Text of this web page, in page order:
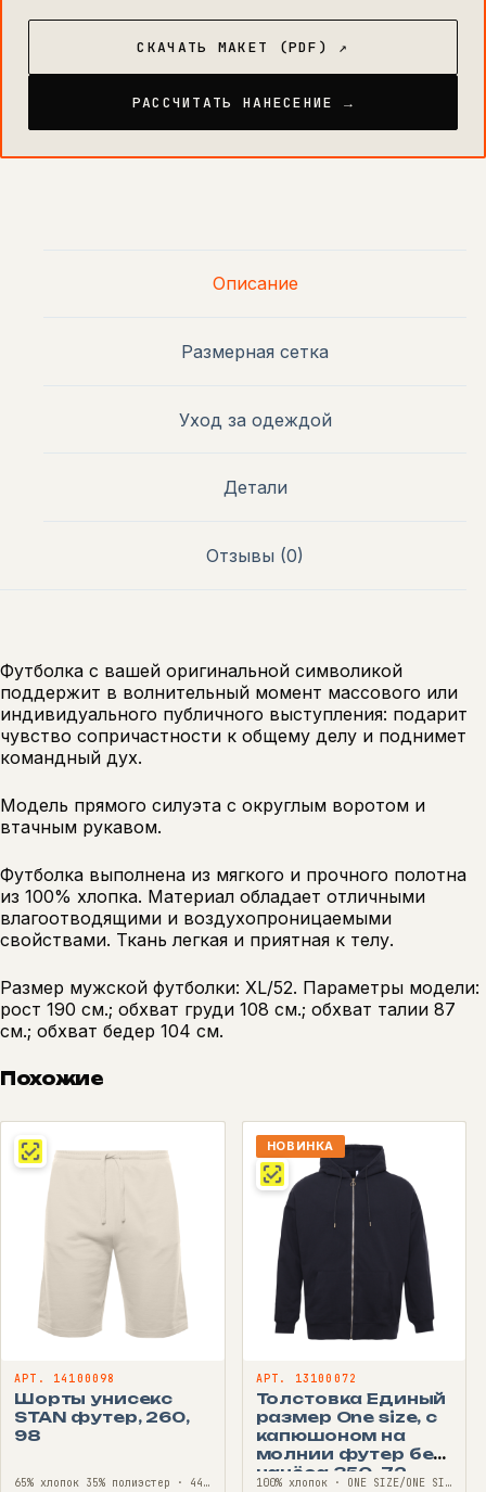
СКАЧАТЬ МАКЕТ (PDF) ↗
РАССЧИТАТЬ НАНЕСЕНИЕ →
Описание
Размерная сетка
Уход за одеждой
Детали
Отзывы (0)
Футболка с вашей оригинальной символикой
поддержит в волнительный момент массового или
индивидуального публичного выступления: подарит
чувство сопричастности к общему делу и поднимет
командный дух.
Модель прямого силуэта с округлым воротом и
втачным рукавом.
Футболка выполнена из мягкого и прочного полотна
из 100% хлопка. Материал обладает отличными
влагоотводящими и воздухопроницаемыми
свойствами. Ткань легкая и приятная к телу.
Размер мужской футболки: XL/52. Параметры модели:
рост 190 см.; обхват груди 108 см.; обхват талии 87
см.; обхват бедер 104 см.
Похожие
АРТ. 14100098
Шорты унисекс
STAN футер, 260,
98
65% хлопок 35% полиэстер · 44—56
НОВИНКА
АРТ. 13100072
Толстовка Единый
размер One size, с
капюшоном на
молнии футер без
начёса 350, 72
100% хлопок · ONE SIZE/ONE SIZE